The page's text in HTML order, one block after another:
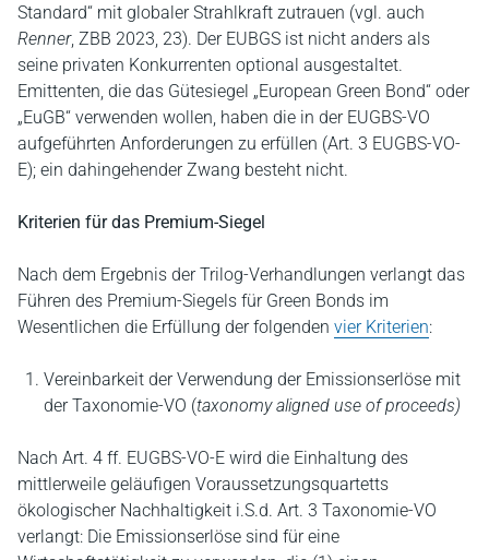
Standard“ mit globaler Strahlkraft zutrauen (vgl. auch
Renner, ZBB 2023, 23). Der EUBGS ist nicht anders als
seine privaten Konkurrenten optional ausgestaltet.
Emittenten, die das Gütesiegel „European Green Bond“ oder
„EuGB“ verwenden wollen, haben die in der EUGBS-VO
aufgeführten Anforderungen zu erfüllen (Art. 3 EUGBS-VO-
E); ein dahingehender Zwang besteht nicht.
Kriterien für das Premium-Siegel
Nach dem Ergebnis der Trilog-Verhandlungen verlangt das
Führen des Premium-Siegels für Green Bonds im
Wesentlichen die Erfüllung der folgenden vier Kriterien:
Vereinbarkeit der Verwendung der Emissionserlöse mit
der Taxonomie-VO (taxonomy aligned use of proceeds)
Nach Art. 4 ff. EUGBS-VO-E wird die Einhaltung des
mittlerweile geläufigen Voraussetzungsquartetts
ökologischer Nachhaltigkeit i.S.d. Art. 3 Taxonomie-VO
verlangt: Die Emissionserlöse sind für eine